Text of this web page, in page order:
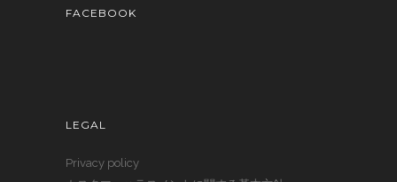
FACEBOOK
LEGAL
Privacy policy